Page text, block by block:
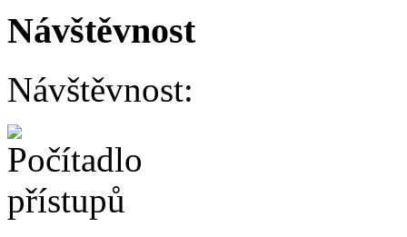
Návštěvnost
Návštěvnost: